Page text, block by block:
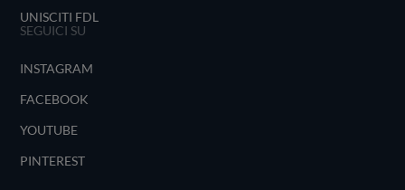
UNISCITI FDL
SEGUICI SU
INSTAGRAM
FACEBOOK
YOUTUBE
PINTEREST